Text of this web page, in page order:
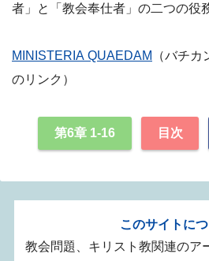
者」と「教会奉仕者」の二つの役
MINISTERIA QUAEDAM
（バチ
のリンク）
第6章 1-16 目次
このサイトに
教会問題、キリスト教関連のア